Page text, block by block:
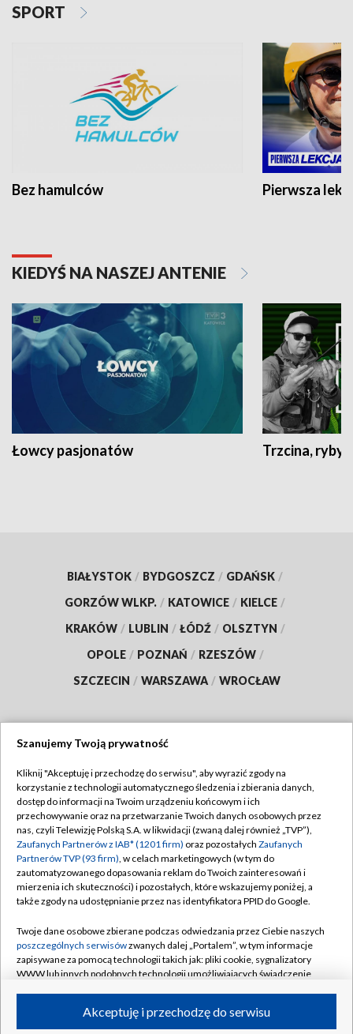
SPORT
Bez hamulców Pierwsza
KIEDYŚ NA NASZEJ ANTENIE
Łowcy pasjonatów Trzcina, ryby
BIAŁYSTOK / BYDGOSZCZ / GDAŃSK /
GORZÓW WLKP. / KATOWICE / KIELCE /
KRAKÓW / LUBLIN / ŁÓDŹ / OLSZTYN /
OPOLE / POZNAŃ / RZESZÓW /
SZCZECIN / WARSZAWA / WROCŁAW
TVP
Abonament TVP
Emisja w TVP
Centrum informacji TVP
Naziemna Telewizja Cyfrowa
Rada Programowa
System NOS
Informacje o nadawcy
Program dla prasy
Regulamin TVP
Polityka prywatności
Moje zgody
Pomoc
Kontakt
Kanały
Szanujemy Twoją prywatność
Kliknij "Akceptuję i przechodzę do serwisu", aby wyrazić zgody na
korzystanie z technologii automatycznego śledzenia i zbierania danych,
dostęp do informacji na Twoim urządzeniu końcowym i ich
przechowywanie oraz na przetwarzanie Twoich danych osobowych przez
nas, czyli Telewizję Polską S.A. w likwidacji (zwaną dalej również „TVP”),
Zaufanych Partnerów z IAB* (1201 firm) oraz pozostałych Zaufanych
Partnerów TVP (93 firm), w celach marketingowych (w tym do
zautomatyzowanego dopasowania reklam do Twoich zainteresowań i
mierzenia ich skuteczności) i pozostałych, które wskazujemy poniżej, a
także zgody na udostępnianie przez nas identyfikatora PPID do Google.
Twoje dane osobowe zbierane podczas odwiedzania przez Ciebie naszych
poszczególnych serwisówzwanych dalej „Portalem”, w tym informacje
zapisywane za pomocą technologii takich jak: pliki cookie, sygnalizatory
WWW lub innych podobnych technologii umożliwiających świadczenie
ruchu w Internecie.Akceptuję i przechodzę do serwisu